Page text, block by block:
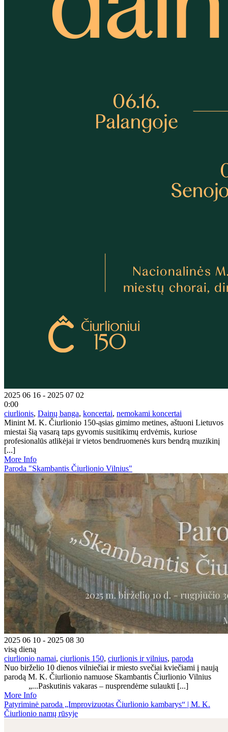
2025 06 16 - 2025 07 02
0:00
ciurlionis, Dainų banga, koncertai, nemokami koncertai
Minint M. K. Čiurlionio 150-ąsias gimimo metines, aštuoni Lietuvos
miestai šią vasarą taps gyvomis susitikimų erdvėmis, kuriose
profesionalūs atlikėjai ir vietos bendruomenės kurs bendrą muzikinį
[...]
More Info
Paroda "Skambantis Čiurlionio Vilnius"
2025 06 10 - 2025 08 30
visą dieną
ciurlionio namai, ciurlionis 150, ciurlionis ir vilnius, paroda
Nuo birželio 10 dienos vilniečiai ir miesto svečiai kviečiami į naują
parodą M. K. Čiurlionio namuose Skambantis Čiurlionio Vilnius
„...Paskutinis vakaras – nusprendėme sulaukti [...]
More Info
Patyriminė paroda „Improvizuotas Čiurlionio kambarys“ | M. K.
Čiurlionio namų rūsyje